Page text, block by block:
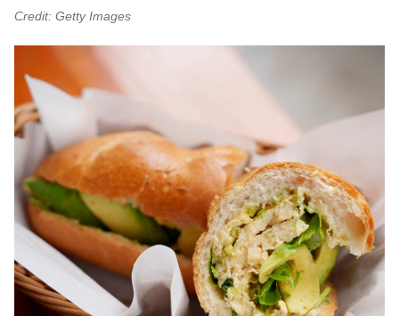
Credit: Getty Images